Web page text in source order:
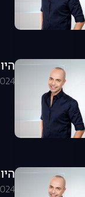
היום
היום